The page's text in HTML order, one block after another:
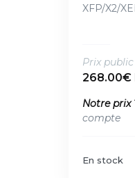
XFP/X2/
Prix public
268.00€
Notre prix
compte
En stock